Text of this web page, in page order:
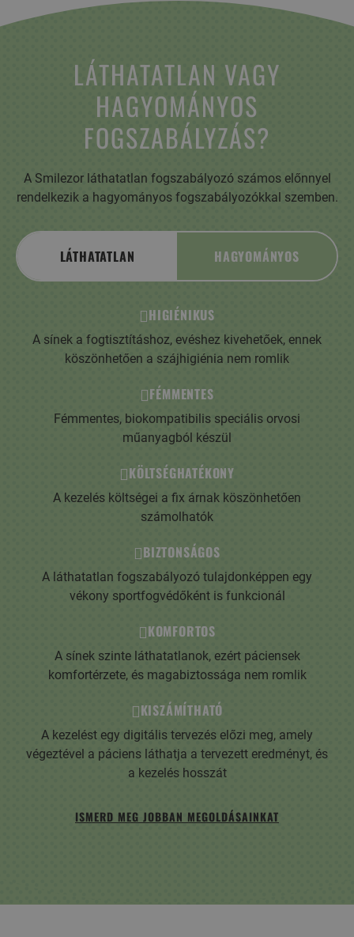
LÁTHATATLAN VAGY
HAGYOMÁNYOS
FOGSZABÁLYZÁS?
A Smilezor láthatatlan fogszabályozó számos előnnyel
rendelkezik a hagyományos fogszabályozókkal szemben.
LÁTHATATLAN HAGYOMÁNYOS
HIGIÉNIKUS
A sínek a fogtisztításhoz, evéshez kivehetőek, ennek
köszönhetően a szájhigiénia nem romlik
FÉMMENTES
Fémmentes, biokompatibilis speciális orvosi
műanyagból készül
KÖLTSÉGHATÉKONY
A kezelés költségei a fix árnak köszönhetően
számolhatók
BIZTONSÁGOS
A láthatatlan fogszabályozó tulajdonképpen egy
vékony sportfogvédőként is funkcionál
KOMFORTOS
A sínek szinte láthatatlanok, ezért páciensek
komfortérzete, és magabiztossága nem romlik
KISZÁMÍTHATÓ
A kezelést egy digitális tervezés előzi meg, amely
végeztével a páciens láthatja a tervezett eredményt, és
a kezelés hosszát
ISMERD MEG JOBBAN MEGOLDÁSAINKAT